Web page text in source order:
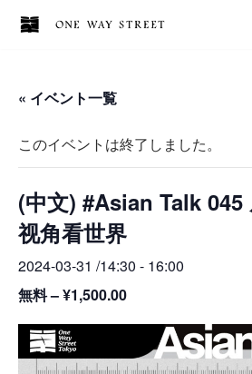
テ
ツ
へ
ス
キ
ッ
プ
« イベント一覧
このイベントは終了しました。
(中文) #Asian Talk 045
视角看世界
2024-03-31 /14:30 - 16:00
無料 – ¥1,500.00